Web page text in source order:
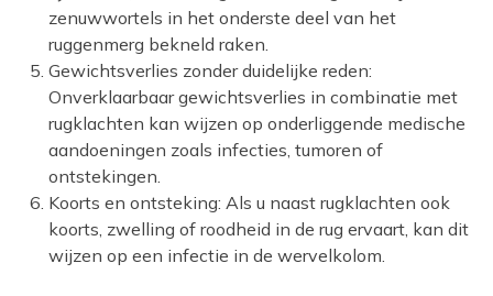
zenuwwortels in het onderste deel van het
ruggenmerg bekneld raken.
Gewichtsverlies zonder duidelijke reden:
Onverklaarbaar gewichtsverlies in combinatie met
rugklachten kan wijzen op onderliggende medische
aandoeningen zoals infecties, tumoren of
ontstekingen.
Koorts en ontsteking: Als u naast rugklachten ook
koorts, zwelling of roodheid in de rug ervaart, kan dit
wijzen op een infectie in de wervelkolom.